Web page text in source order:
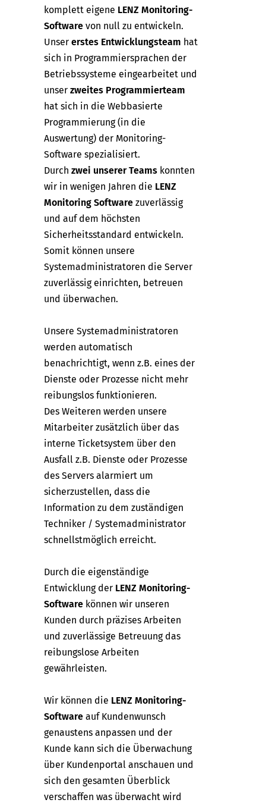
komplett eigene LENZ Monitoring-
Software von null zu entwickeln.
Unser erstes Entwicklungsteam hat
sich in Programmiersprachen der
Betriebssysteme eingearbeitet und
unser zweites Programmierteam
hat sich in die Webbasierte
Programmierung (in die
Auswertung) der Monitoring-
Software spezialisiert.
Durch zwei unserer Teams konnten
wir in wenigen Jahren die LENZ
Monitoring Software zuverlässig
und auf dem höchsten
Sicherheitsstandard entwickeln.
Somit können unsere
Systemadministratoren die Server
zuverlässig einrichten, betreuen
und überwachen.
Unsere Systemadministratoren
werden automatisch
benachrichtigt, wenn z.B. eines der
Dienste oder Prozesse nicht mehr
reibungslos funktionieren.
Des Weiteren werden unsere
Mitarbeiter zusätzlich über das
interne Ticketsystem über den
Ausfall z.B. Dienste oder Prozesse
des Servers alarmiert um
sicherzustellen, dass die
Information zu dem zuständigen
Techniker / Systemadministrator
schnellstmöglich erreicht.
Durch die eigenständige
Entwicklung der LENZ Monitoring-
Software können wir unseren
Kunden durch präzises Arbeiten
und zuverlässige Betreuung das
reibungslose Arbeiten
gewährleisten.
Wir können die LENZ Monitoring-
Software auf Kundenwunsch
genaustens anpassen und der
Kunde kann sich die Überwachung
über Kundenportal anschauen und
sich den gesamten Überblick
verschaffen was überwacht wird